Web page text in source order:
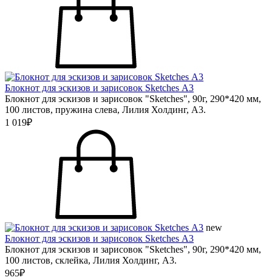
Блокнот для эскизов и зарисовок Sketches А3
Блокнот для эскизов и зарисовок "Sketches", 90г, 290*420 мм,
100 листов, пружина слева, Лилия Холдинг, А3.
1 019₽
new
Блокнот для эскизов и зарисовок Sketches А3
Блокнот для эскизов и зарисовок "Sketches", 90г, 290*420 мм,
100 листов, склейка, Лилия Холдинг, А3.
965₽